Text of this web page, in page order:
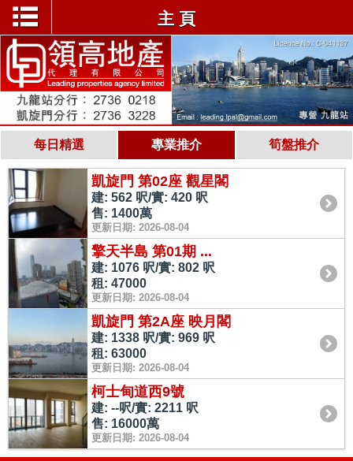
主 頁
每日精選 專業推介 筍盤推介
凱旋門 第02座 觀星閣
建: 562 呎/實: 420 呎
售: 1400萬
更新日期: 2026-08-04
擎天半島 第01期 ...
建: 1076 呎/實: 802 呎
租: 47000
更新日期: 2026-08-04
凱旋門 第2A座 映月閣
建: 1338 呎/實: 969 呎
租: 63000
更新日期: 2026-08-04
柯士甸道西9號
建: --呎/實: 2211 呎
售: 16000萬
更新日期: 2026-08-04